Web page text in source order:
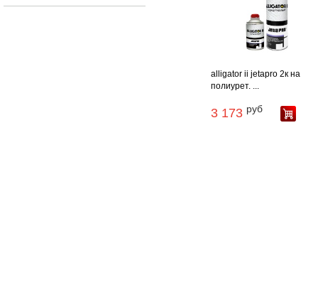
alligator ii jetapro 2к на
полиурет. ...
3 173 руб